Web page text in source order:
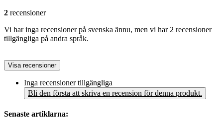
2 recensioner
Vi har inga recensioner på svenska ännu, men vi har 2 recensioner
tillgängliga på andra språk.
Visa recensioner
Inga recensioner tillgängliga
Bli den första att skriva en recension för denna produkt.
Senaste artiklarna: